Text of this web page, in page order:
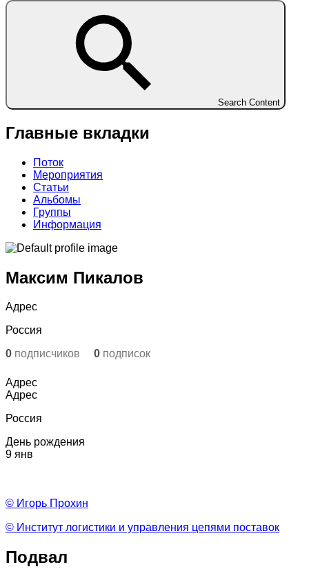
Search Content
Главные вкладки
Поток
Мероприятия
Статьи
Альбомы
Группы
Информация
Максим Пикалов
Адрес
Россия
0 подписчиков 0 подписок
Адрес
Адрес
Россия
День рождения
9 янв
© Игорь Прохин
© Институт логистики и управления цепями поставок
Подвал